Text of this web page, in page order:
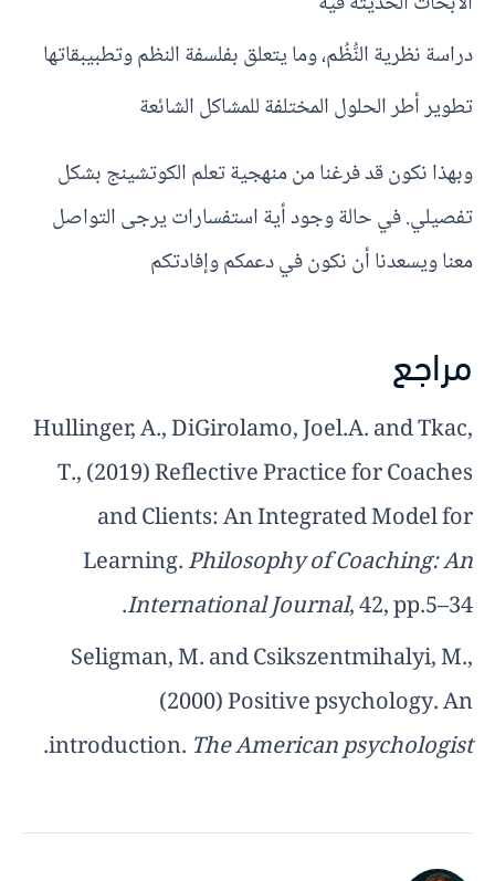
دراسة نظرية النُّظُم، وما يتعلق بفلسفة النظم وتطبيبقاتها
تطوير أطر الحلول المختلفة للمشاكل الشائعة
وبهذا نكون قد فرغنا من منهجية تعلم الكوتشينج بشكل
تفصيلي. في حالة وجود أية استفسارات يرجى التواصل
معنا ويسعدنا أن نكون في دعمكم وإفادتكم
مراجع
Hullinger, A., DiGirolamo, Joel.A. and Tkac,
T., (2019) Reflective Practice for Coaches
and Clients: An Integrated Model for
Learning.Philosophy of Coaching: An
International Journal, 42, pp.5–34.
Seligman, M. and Csikszentmihalyi, M.,
(2000) Positive psychology. An
introduction. The American psychologist
.